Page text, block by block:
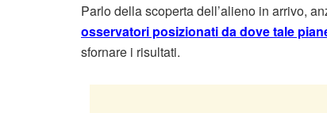
Parlo della scoperta dell’alieno in arrivo,
osservatori posizionati da dove tale
sfornare i risultati.